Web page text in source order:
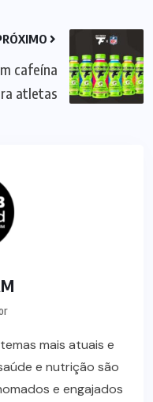
cafeína
atletas
mais atuais e
e nutrição são
e engajados